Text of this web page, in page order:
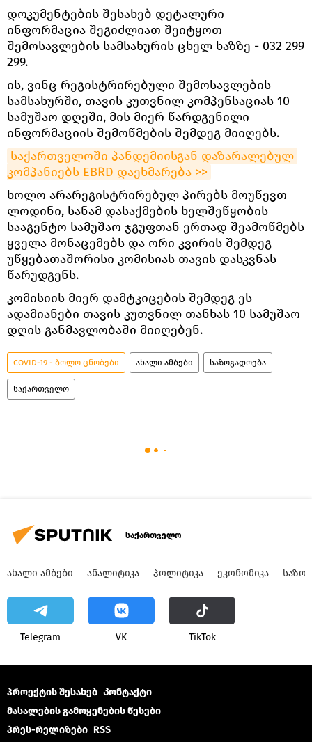
დოკუმენტების შესახებ დეტალური
ინფორმაცია შეგიძლიათ შეიტყოთ
შემოსავლების სამსახურის ცხელ ხაზზე - 032 299
299.
ის, ვინც რეგისტრირებული შემოსავლების
სამსახურში, თავის კუთვნილ კომპენსაციას 10
სამუშაო დღეში, მის მიერ წარდგენილი
ინფორმაციის შემოწმების შემდეგ მიიღებს.
საქართველოში პანდემიისგან დაზარალებულ
კომპანიებს EBRD დაეხმარება >>
ხოლო არარეგისტრირებულ პირებს მოუწევთ
ლოდინი, სანამ დასაქმების ხელშეწყობის
სააგენტო სამუშაო ჯგუფთან ერთად შეამოწმებს
ყველა მონაცემებს და ორი კვირის შემდეგ
უწყებათაშორისი კომისიას თავის დასკვნას
წარუდგენს.
კომისიის მიერ დამტკიცების შემდეგ ეს
ადამიანები თავის კუთვნილ თანხას 10 სამუშაო
დღის განმავლობაში მიიღებენ.
COVID-19 - ბოლო ცნობები ახალი ამბები საზოგადოება
საქართველო
საქართველო
ᲐᲮᲐᲚᲘ ᲐᲛᲑᲔᲑᲘ ᲐᲜᲐᲚᲘᲢᲘᲙᲐ ᲞᲝᲚᲘᲢᲘᲙᲐ ᲔᲙᲝᲜᲝᲛᲘᲙᲐ
Telegram VK ТikТоk
პროექტის შესახებ Კონტაქტი
მასალების გამოყენების წესები
პრეს-რელიზები RSS